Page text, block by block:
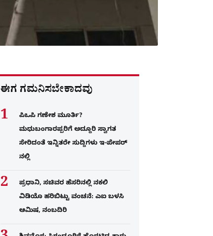
ಈಗ ಗಮನಿಸಬೇಕಾದವು
ಪಿಒಪಿ ಗಣೇಶ ಮೂರ್ತಿ?
ಮಧುಬಂಗಾರಪ್ಪರಿಗೆ ಅದ್ದೂರಿ ಸ್ವಾಗತ
ಸೇರಿದಂತೆ ಇನ್ನಿತರೇ ಸುದ್ದಿಗಳು ಇ-ಪೇಪರ್​
ನಲ್ಲಿ
ಪ್ರಧಾನಿ, ಸಚಿವರ ಹೆಸರಿನಲ್ಲಿ ನಕಲಿ
ವಿಡಿಯೊ ಹರಿಬಿಟ್ಟು ವಂಚನೆ: ಎಐ ಬಳಸಿ
ಆಮಿಷ, ನಂಬದಿರಿ